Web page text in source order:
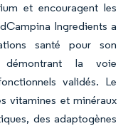
et encouragent les
Ingredients a
santé pour son
la voie
validés. Le
vitamines et minéraux
des adaptogènes